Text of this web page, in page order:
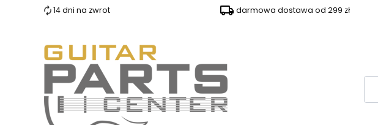
14 dni na zwrot darmowa dostawa od 299 zł